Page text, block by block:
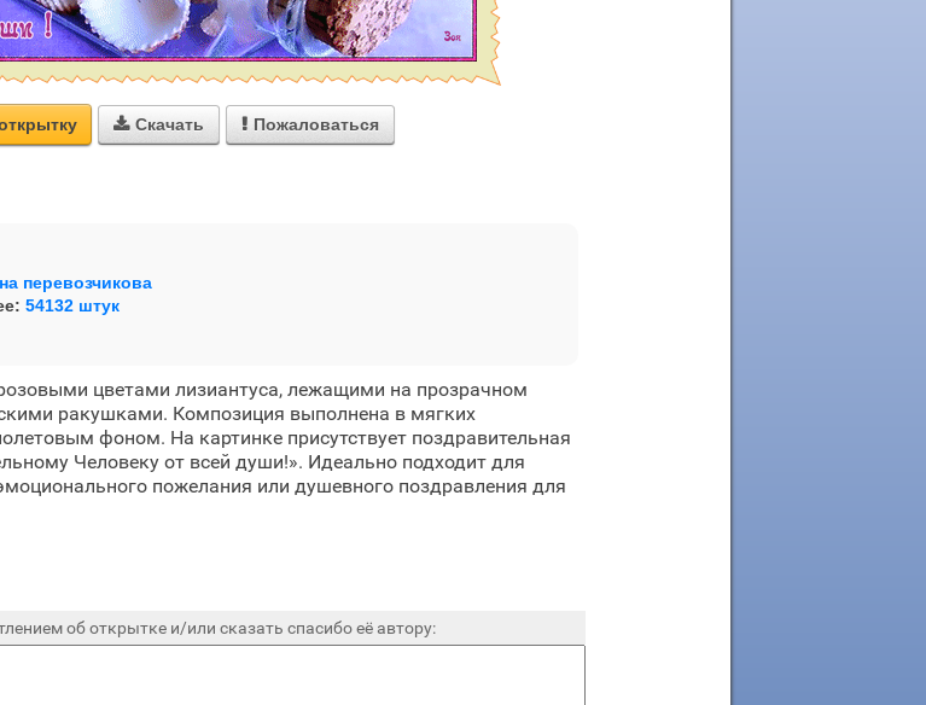
 Скачать  Пожаловаться
перевозчикова
54132 штук
цветами лизиантуса, лежащими на прозрачном
ракушками. Композиция выполнена в мягких
фоном. На картинке присутствует поздравительная
Человеку от всей души!». Идеально подходит для
пожелания или душевного поздравления для
об открытке и/или сказать спасибо её автору: